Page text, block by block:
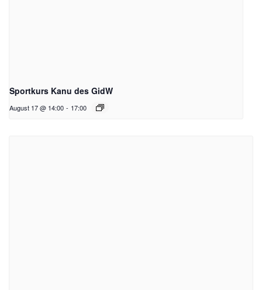
Sportkurs Kanu des GidW
August 17 @ 14:00 - 17:00